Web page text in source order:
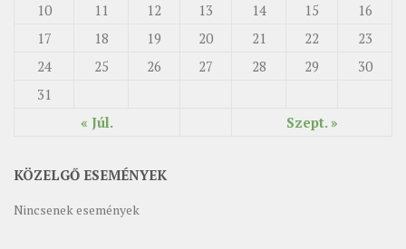
PÜSPÖKI DEKRÉTUM
ZSINATI IMA
ZSINATI TAGOK
« Júl. Szept. »
10
11 12 13 14 15
16
17
18 19 20 21 22
23
24
25 26 27 28 29
30
31
KÖZELGŐ ESEMÉNYEK
Nincsenek események